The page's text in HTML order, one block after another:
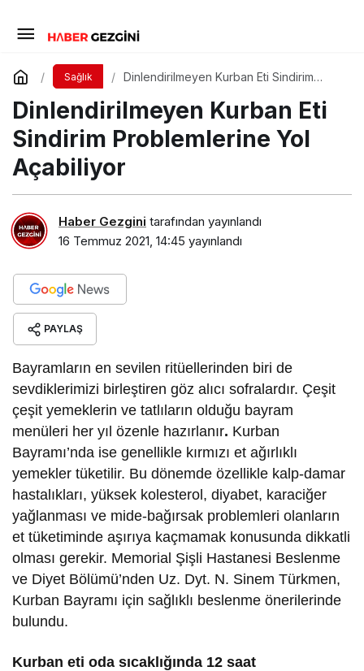
Sağlık
Dinlendirilmeyen Kurban Eti Sindirim
Dinlendirilmeyen Kurban Eti
Sindirim Problemlerine Yol
Açabiliyor
Haber Gezgini tarafından yayınlandı
16 Temmuz 2021, 14:45 yayınlandı
PAYLAŞ
Bayramların en sevilen ritüellerinden biri de
sevdiklerimizi birleştiren göz alıcı sofralardır. Çeşit
çeşit yemeklerin ve tatlıların olduğu bayram
menüleri her yıl özenle hazırlanır. Kurban
Bayramı’nda ise genellikle kırmızı et ağırlıklı
yemekler tüketilir. Bu dönemde özellikle kalp-damar
hastalıkları, yüksek kolesterol, diyabet, karaciğer
yağlanması ve mide-bağırsak problemleri olanların
et tüketiminde aşırıya kaçmamak konusunda dikkatli
olması gerekir. Memorial Şişli Hastanesi Beslenme
ve Diyet Bölümü’nden Uz. Dyt. N. Sinem Türkmen,
Kurban Bayramı için sağlıklı beslenme önerilerinde
bulundu.
Kurban eti oda sıcaklığında 12 saat